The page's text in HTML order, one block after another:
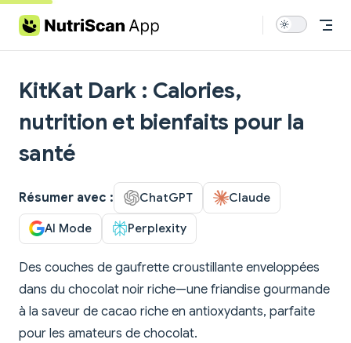
Skip to content
KitKat Dark : Calories,
nutrition et bienfaits pour la
santé
Résumer avec : ChatGPT Claude
AI Mode Perplexity
Des couches de gaufrette croustillante enveloppées
dans du chocolat noir riche—une friandise gourmande
à la saveur de cacao riche en antioxydants, parfaite
pour les amateurs de chocolat.